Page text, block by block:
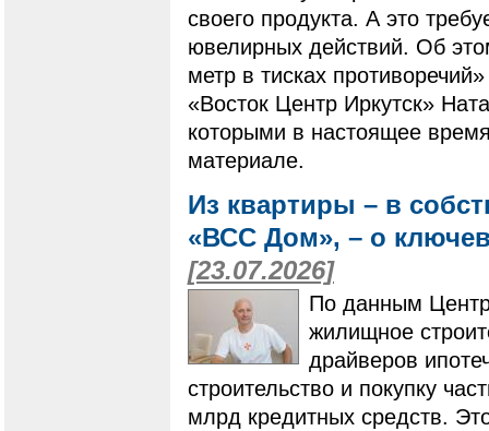
своего продукта. А это
ювелирных действий. Об
метр в тисках
«Восток Центр Иркутск»
которыми в настоящее
материале.
Из квартиры – в
«ВСС Дом», – о
[23.07.2026]
По данным
жилищное
драйверов
строительство и покупку
млрд кредитных средств.